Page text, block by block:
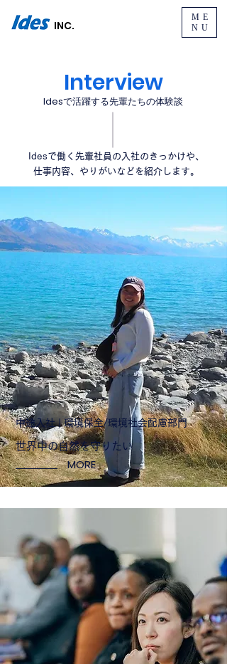
ME
NU
INC.
Interview
Idesで活躍する先輩たちの体験談
中途入社 | 環境保全/環境社会配慮部門
世界中の自然を守りたい
MORE
Idesで働く先輩社員の入社のきっかけや、
仕事内容、やりがいなどを紹介します。